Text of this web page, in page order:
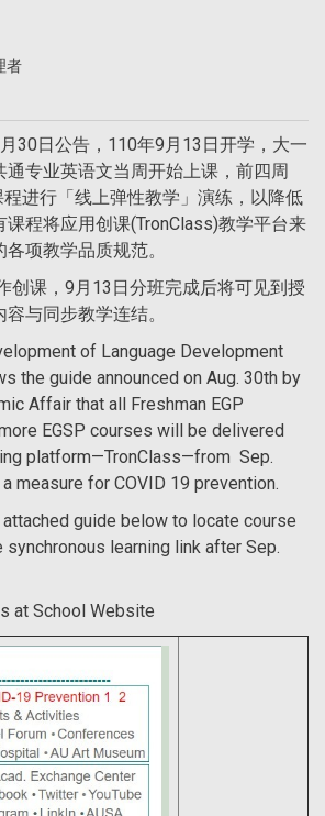
者
30日公告，110年9月13日开学，大一
通专业英语文当周开始上课，前四周
进行「线上弹性教学」演练，以降低
程将应用创课(TronClass)教学平台来
项教学品质规范。
创课，9月13日分班完成后将可见到授
与同步教学连结。
of Language Development
the guide announced on Aug. 30th by
Affair that all Freshman EGP
EGSP courses will be delivered
platform—TronClass—from Sep.
measure for COVID 19 prevention.
guide below to locate course
synchronous learning link after Sep.
at School Website